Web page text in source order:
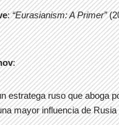
:“Eurasianism: A Primer”
:
estratega ruso que aboga
mayor influencia de